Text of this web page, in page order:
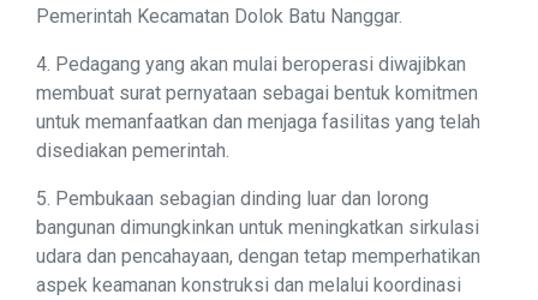
Pemerintah Kecamatan Dolok Batu Nanggar.
4. Pedagang yang akan mulai beroperasi diwajibkan
membuat surat pernyataan sebagai bentuk komitmen
untuk memanfaatkan dan menjaga fasilitas yang telah
disediakan pemerintah.
5. Pembukaan sebagian dinding luar dan lorong
bangunan dimungkinkan untuk meningkatkan sirkulasi
udara dan pencahayaan, dengan tetap memperhatikan
aspek keamanan konstruksi dan melalui koordinasi